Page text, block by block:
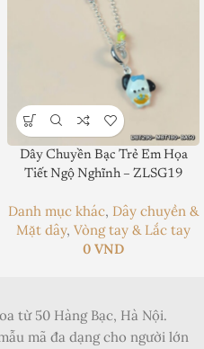
Dây Chuyền Bạc Trẻ Em Họa
Tiết Ngộ Nghĩnh – ZLSG19
Danh mục khác, Dây chuyền &
Mặt dây, Vòng tay & Lắc tay
0 VND
từ 50 Hàng Bạc, Hà Nội.
mã đa dạng cho người lớn